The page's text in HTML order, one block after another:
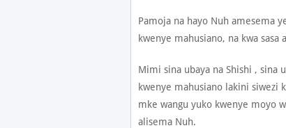
Pamoja na hayo Nuh amesema
kwenye mahusiano, na kwa
Mimi sina ubaya na Shishi , sina
kwenye mahusiano lakini siwezi
mke wangu yuko kwenye moyo
alisema Nuh.